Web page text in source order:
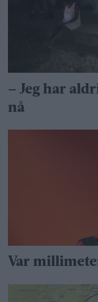
– Jeg har
nå
Var